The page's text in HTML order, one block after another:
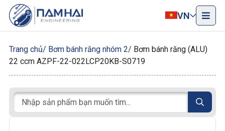
VN
Trang chủ Bơm bánh răng nhóm 2
Bơm bánh răng (ALU)
22 ccm AZPF-22-022LCP20KB-S0719